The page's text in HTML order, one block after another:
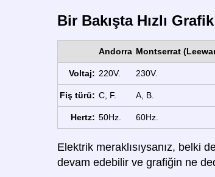
Bir Bakışta Hızlı Grafik
Andorra Montserrat
Voltaj: 220V. 230V.
Fiş türü: C, F. A, B.
Hertz: 50Hz. 60Hz.
Elektrik meraklısıysanız, belki
devam edebilir ve grafiğin ne